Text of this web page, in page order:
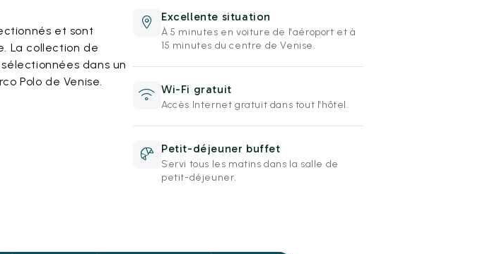
et sont
La collection de
dans un
Polo de Venise.
Excellente situation
À 5 minutes en voiture de l'aéroport et à
15 minutes du centre de Venise.
Wi-Fi gratuit
Accès Internet gratuit dans tout l'hôtel.
Petit-déjeuner buffet
Servi tous les matins dans la salle de
petit-déjeuner.